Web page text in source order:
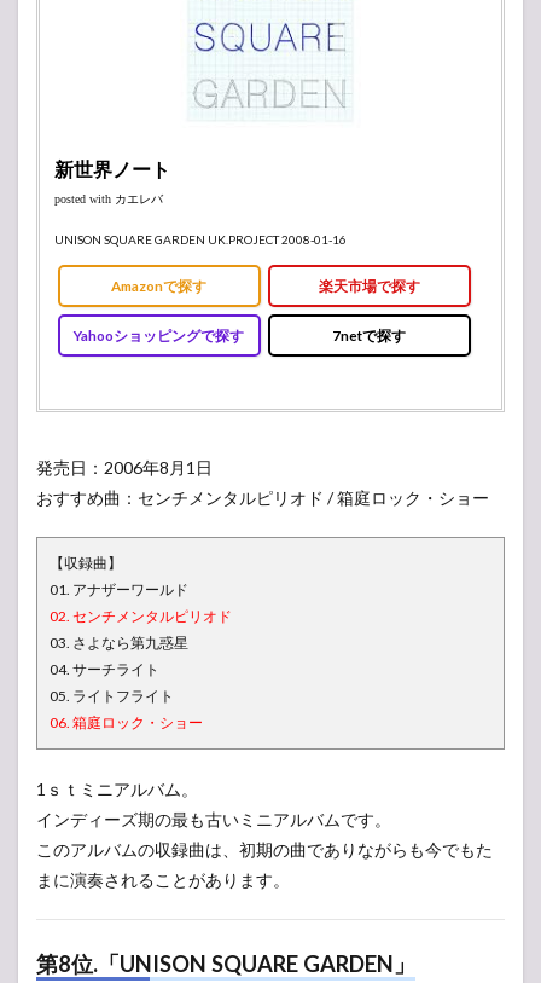
新世界ノート
posted with カエレバ
UNISON SQUARE GARDEN UK.PROJECT 2008-01-16
Amazonで探す 楽天市場で探す
Yahooショッピングで探す 7netで探す
発売日：2006年8月1日
おすすめ曲：センチメンタルピリオド / 箱庭ロック・ショー
【収録曲】
01. アナザーワールド
02. センチメンタルピリオド
03. さよなら第九惑星
04. サーチライト
05. ライトフライト
06. 箱庭ロック・ショー
1ｓｔミニアルバム。
インディーズ期の最も古いミニアルバムです。
このアルバムの収録曲は、初期の曲でありながらも今でもた
まに演奏されることがあります。
第8位.「UNISON SQUARE GARDEN」